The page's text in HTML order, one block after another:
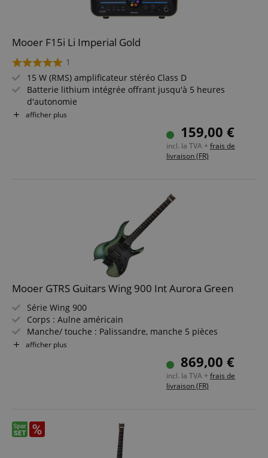
Mooer F15i Li Imperial Gold
1
15 W (RMS) amplificateur stéréo Class D
Batterie lithium intégrée offrant jusqu'à 5 heures
d'autonomie
2 x haut-parleurs 2" et écran tactile rond de 1,28"
Système d'effets MOOER iAmp (55 modèles d'amplis et
Accordeur, Bluetooth 5.0 et looper de 60 secondes
60 variantes de drum machines et 10 métronomes
afficher plus
159,00 €
incl. la TVA + frais de
livraison (FR)
Mooer GTRS Guitars Wing 900 Int Aurora Green
Série Wing 900
Corps : Aulne américain
Manche/ touche : Palissandre, manche 5 pièces
érable/palissandre
Micros : 1 x Custom GTRS HM-2N Humbucker (manche),
1 x Custom GTRS HM-2B Humbucker
Couleur & finition : Aurora Green, finition brillante
afficher plus
869,00 €
incl. la TVA + frais de
livraison (FR)